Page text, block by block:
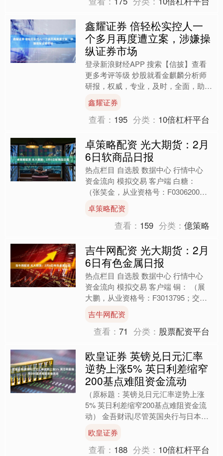
鑫耀证券 倍轻松实控人一
个多月再度遭立案，涉嫌操
纵证券市场
登录新浪财经APP 搜索【信披】查看
更多考评等级 炒股就看金麒麟分析师
研报，权威，专业，及时，全面，助您
挖掘潜力主题机会！ “智能按摩设备第
一股”实控人一个多月....
鑫耀证券
查看： 195 分类： 10倍杠杆平台
卓策略配资 光大期货：2月
6日软商品日报
热点栏目 自选股 数据中心 行情中心
资金流向 模拟交易 客户端 白糖：
（张笑金，从业资格号：F0306200；
交易咨询资格号：Z0000082） 消息方
面，....
卓策略配资
查看： 159 分类：億策略
吉牛网配资 光大期货：2月
6日有色金属日报
热点栏目 自选股 数据中心 行情中心
资金流向 模拟交易 客户端 铜： （展
大鹏，从业资格号：F3013795；交易
咨询资格号：Z0013582） 隔夜内外铜
价....
吉牛网配资
查看：71 分类： 股票配资平台
欧皇证券 英镑兑日元汇率
逆势上涨5% 英日利差缩窄
200基点难阻资金流动
（原标题：英镑兑日元汇率逆势上涨
5% 英日利差缩窄200基点难阻资金流
动） 金吾财讯|尽管英国央行与日本央
行政策利率差在过去18个月缩窄165个
基点，本周更将突....
欧皇证券
查看： 188 分类： 10倍杠杆平台